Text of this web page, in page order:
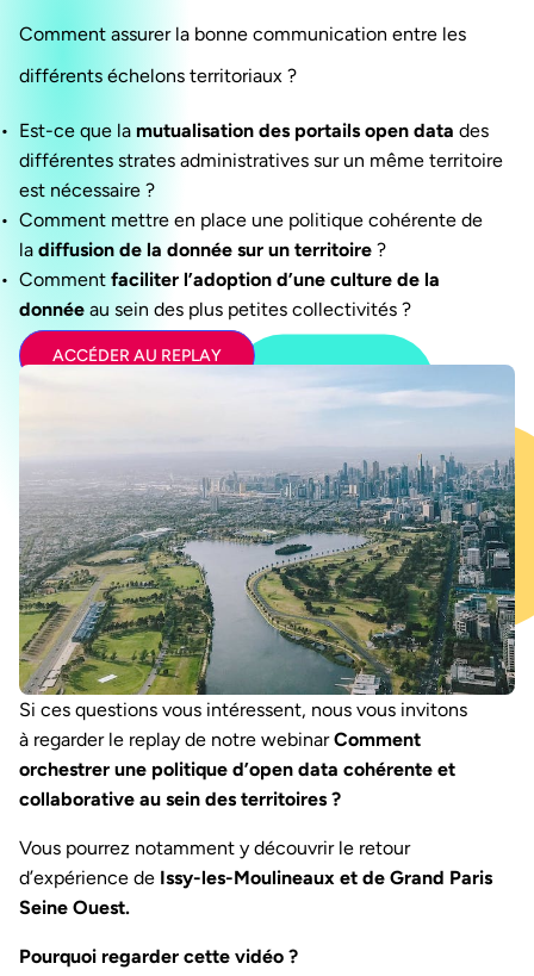
Comment assurer la bonne communication entre les
différents échelons territoriaux ?
Est-ce que la mutualisation des portails open data des
différentes strates administratives sur un même territoire
est nécessaire ?
Comment mettre en place une politique cohérente de
la diffusion de la donnée sur un territoire ?
Comment faciliter l’adoption d’une culture de la
donnée au sein des plus petites collectivités ?
ACCÉDER AU REPLAY
Si ces questions vous intéressent, nous vous invitons
à regarder le replay de notre webinarComment
orchestrer une politique d’open data cohérente et
collaborative au sein des territoires ?
Vous pourrez notamment y découvrir le retour
d’expérience de Issy-les-Moulineaux et de Grand Paris
Seine Ouest.
Pourquoi regarder cette vidéo ?